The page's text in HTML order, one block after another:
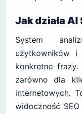
Jak działa AI
System
użytkowników
konkretne
zarówno dla
internetowych.
widoczność